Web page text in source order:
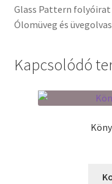
Termékek
Uvegek
Glass Pattern folyóirat
Ólomüveg és
Kapcsolódó